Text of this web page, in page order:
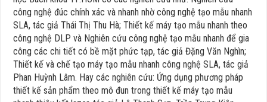
công nghệ đúc chính xác và nhanh nhờ công nghệ tạo mẫu nhanh
SLA, tác giả Thái Thị Thu Hà; Thiết kế máy tạo mẫu nhanh theo
công nghệ DLP và Nghiên cứu công nghệ tạo mẫu nhanh để gia
công các chi tiết có bề mặt phức tạp, tác giả Đặng Văn Nghìn;
Thiết kế và chế tạo máy tạo mẫu nhanh công nghệ SLA, tác giả
Phan Huỳnh Lâm. Hay các nghiên cứu: Ứng dụng phương pháp
thiết kế sản phẩm theo mô đun trong thiết kế máy tạo mẫu